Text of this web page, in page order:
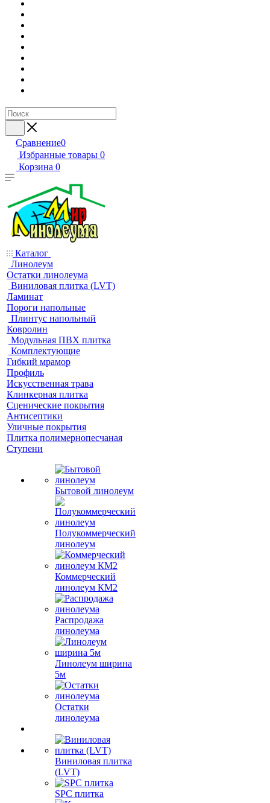
Сравнение0
Избранные товары 0
Корзина 0
Каталог
Линолеум
Остатки линолеума
Виниловая плитка (LVT)
Ламинат
Пороги напольные
Плинтус напольный
Ковролин
Модульная ПВХ плитка
Комплектующие
Гибкий мрамор
Профиль
Искусственная трава
Клинкерная плитка
Сценические покрытия
Антисептики
Уличные покрытия
Плитка полимернопесчаная
Ступени
Бытовой линолеум
Полукоммерческий
линолеум
Коммерческий
линолеум КМ2
Распродажа
линолеума
Линолеум ширина
5м
Остатки
линолеума
Виниловая плитка
(LVT)
SPC плитка